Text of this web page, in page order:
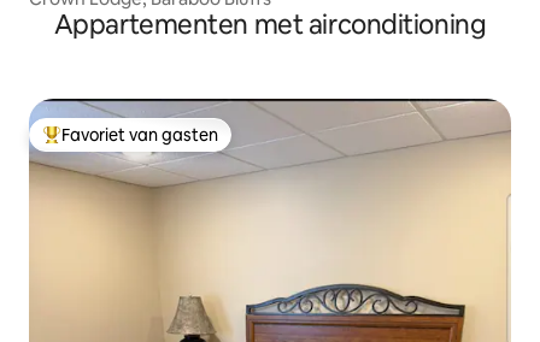
Appartementen met airconditioning
Topfavoriet van gasten
Favoriet van gasten